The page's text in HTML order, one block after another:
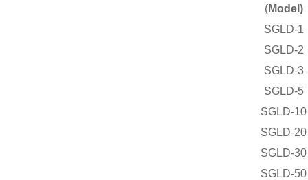
(Model)
SGLD-1
SGLD-2
SGLD-3
SGLD-5
SGLD-10
SGLD-20
SGLD-30
SGLD-50